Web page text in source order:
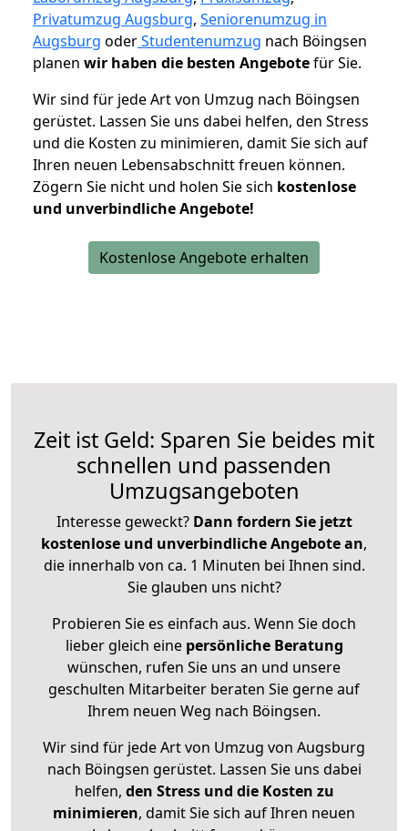
Privatumzug Augsburg, Seniorenumzug in
Augsburg oderStudentenumzug nach Böingsen
planen wir haben die besten Angebotefür Sie.
Wir sind für jede Art von Umzug nach Böingsen
gerüstet. Lassen Sie uns dabei helfen, den Stress
und die Kosten zu minimieren, damit Sie sich auf
Ihren neuen Lebensabschnitt freuen können.
Zögern Sie nicht und holen Sie sich kostenlose
und unverbindliche Angebote!
Kostenlose Angebote erhalten
Zeit ist Geld: Sparen Sie beides mit
schnellen und passenden
Umzugsangeboten
Interesse geweckt? Dann fordern Sie jetzt
kostenlose und unverbindliche Angebote an,
die innerhalb von ca. 1 Minuten bei Ihnen sind.
Sie glauben uns nicht?
Probieren Sie es einfach aus. Wenn Sie doch
lieber gleich eine persönliche Beratung
wünschen, rufen Sie uns an und unsere
geschulten Mitarbeiter beraten Sie gerne auf
Ihrem neuen Weg nach Böingsen.
Wir sind für jede Art von Umzug von Augsburg
nach Böingsen gerüstet. Lassen Sie uns dabei
helfen, den Stress und die Kosten zu
minimieren, damit Sie sich auf Ihren neuen